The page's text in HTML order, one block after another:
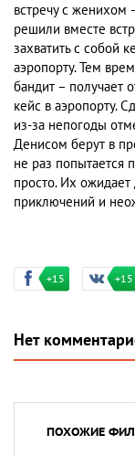
встречу с женихом
решили вместе
захватить с собой
аэропорту. Тем
бандит – получает
кейс в аэропорту.
из-за непогоды
Денисом берут в
не раз попытается
просто. Их ожидает
приключений и
+15 +15
Нет
ПОХОЖИЕ